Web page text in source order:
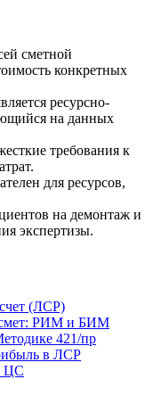
сметной
конкретных
ресурсно-
на данных
требования к
для ресурсов,
на демонтаж и
экспертизы.
(ЛСР)
смет: РИМ и БИМ
421/пр
в ЛСР
ЦС